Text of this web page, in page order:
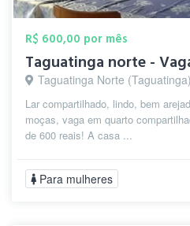
R$ 600,00 por mês
Taguatinga norte -
Taguatinga Norte
Lar compartilhado, lindo, bem
moças, vaga em quarto
de 600 reais! A casa ...
Para mulheres